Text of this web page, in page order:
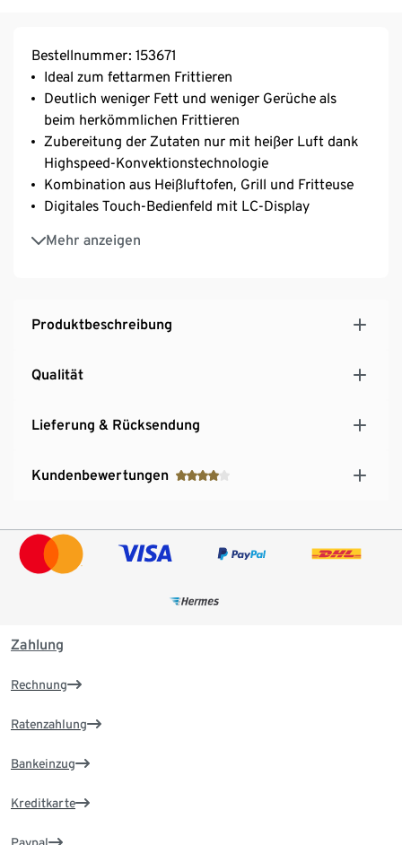
Bestellnummer: 153671
Ideal zum fettarmen Frittieren
Deutlich weniger Fett und weniger Gerüche als
beim herkömmlichen Frittieren
Zubereitung der Zutaten nur mit heißer Luft dank
Highspeed-Konvektionstechnologie
Kombination aus Heißluftofen, Grill und Fritteuse
Digitales Touch-Bedienfeld mit LC-Display
Mehr anzeigen
Ca. 2,7 l Fassungsvermögen
8 voreingestellte Programme
200 °C
Cool-Touch-Oberfläche
Produktbeschreibung
Qualität
Lieferung & Rücksendung
Kundenbewertungen
Zahlung
Rechnung
Ratenzahlung
Bankeinzug
Kreditkarte